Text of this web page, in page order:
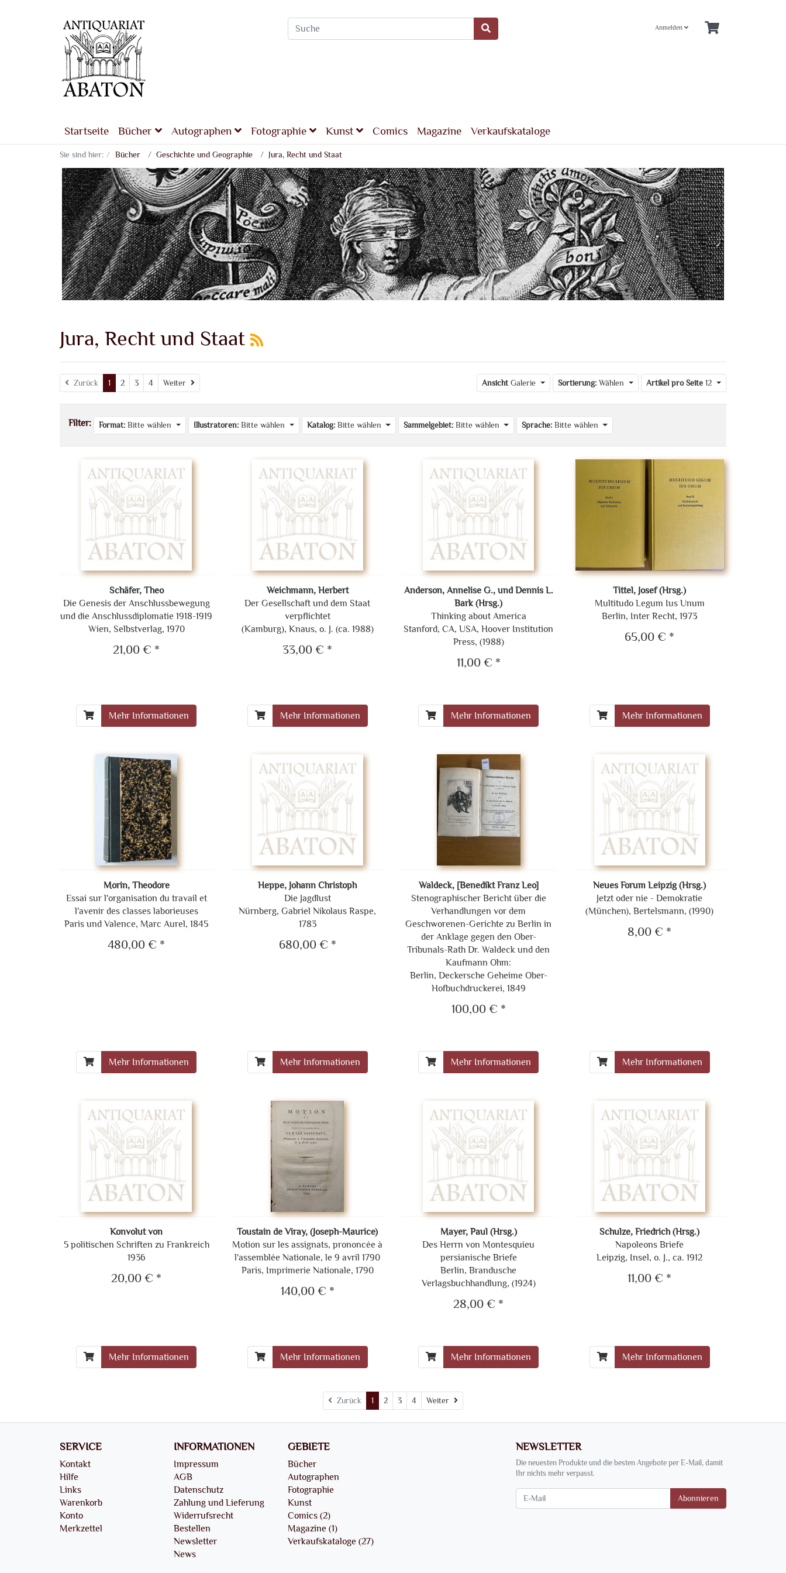
Anmelden
Startseite Bücher Autographen Fotographie Kunst Comics Magazine Verkaufskataloge
Sie sind hier: Bücher Geschichte und Geographie Jura, Recht und Staat
Jura, Recht und Staat
Zurück 1 2 3 4 Weiter Weiter Ansicht Galerie Sortierung: Wählen Artikel pro Seite 12
Filter: Format: Bitte wählen Illustratoren: Bitte wählen Katalog: Bitte wählen Sammelgebiet: Bitte wählen Sprache: Bitte wählen
Schäfer, Theo
Die Genesis der Anschlussbewegung
und die Anschlussdiplomatie 1918-1919
Wien, Selbstverlag, 1970
21,00 € *
Mehr Informationen
Weichmann, Herbert
Der Gesellschaft und dem Staat
verpflichtet
(Kamburg), Knaus, o. J. (ca. 1988)
33,00 € *
Mehr Informationen
Anderson, Annelise G., und Dennis L.
Bark (Hrsg.)
Thinking about America
Stanford, CA, USA, Hoover Institution
Press, (1988)
11,00 € *
Mehr Informationen
Tittel, Josef (Hrsg.)
Multitudo Legum Ius Unum
Berlin, Inter Recht, 1973
65,00 € *
Mehr Informationen
Morin, Theodore
Essai sur l'organisation du travail et
l'avenir des classes laborieuses
Paris und Valence, Marc Aurel, 1845
480,00 € *
Mehr Informationen
Heppe, Johann Christoph
Die Jagdlust
Nürnberg, Gabriel Nikolaus Raspe,
1783
680,00 € *
Mehr Informationen
Waldeck, [Benedikt Franz Leo]
Stenographischer Bericht über die
Verhandlungen vor dem
Geschworenen-Gerichte zu Berlin in
der Anklage gegen den Ober-
Tribunals-Rath Dr. Waldeck und den
Kaufmann Ohm:
Berlin, Deckersche Geheime Ober-
Hofbuchdruckerei, 1849
100,00 € *
Mehr Informationen
Neues Forum Leipzig (Hrsg.)
Jetzt oder nie - Demokratie
(München), Bertelsmann, (1990)
8,00 € *
Mehr Informationen
Konvolut von
5 politischen Schriften zu Frankreich
1936
20,00 € *
Mehr Informationen
Toustain de Viray, (Joseph-Maurice)
Motion sur les assignats, prononcée à
l'assemblée Nationale, le 9 avril 1790
Paris, Imprimerie Nationale, 1790
140,00 € *
Mehr Informationen
Mayer, Paul (Hrsg.)
Des Herrn von Montesquieu
persianische Briefe
Berlin, Brandusche
Verlagsbuchhandlung, (1924)
28,00 € *
Mehr Informationen
Schulze, Friedrich (Hrsg.)
Napoleons Briefe
Leipzig, Insel, o. J., ca. 1912
11,00 € *
Mehr Informationen
Zurück 1 2 3 4 Weiter Weiter
SERVICE
Kontakt
Hilfe
Links
Warenkorb
Konto
Merkzettel
INFORMATIONEN
Impressum
AGB
Datenschutz
Zahlung und Lieferung
Widerrufsrecht
Bestellen
Newsletter
News
GEBIETE
Bücher
Autographen
Fotographie
Kunst
Comics (2)
Magazine (1)
Verkaufskataloge (27)
NEWSLETTER
Die neuesten Produkte und die besten Angebote per E-Mail, damit
Ihr nichts mehr verpasst.
Newsletter Abonnieren